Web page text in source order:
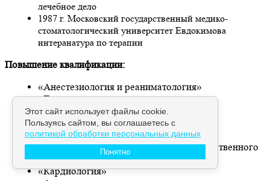
лечебное дело
1987 г. Московский государственный медико-
стоматологический университет Евдокимова
интеранатура по терапии
Повышение квалификации:
«Анестезиология и реаниматология»
«Терапия»
«Кардиология»
«Методика организации и проведения
фармакоэкономических исследований»
«Организация здравоохранения и общественного
здоровья»
«Кардиология»
Этот сайт использует файлы cookie.
Пользуясь сайтом, вы соглашаетесь с
политикой обработки персональных данных
Понятно